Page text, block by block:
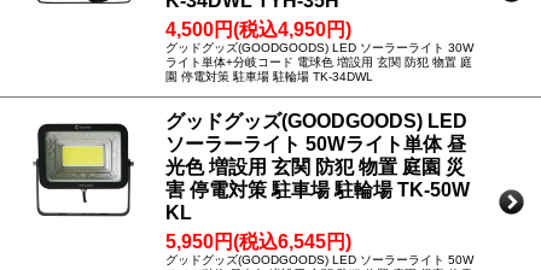
4,500円(税込4,950円)
グッドグッズ(GOODGOODS) LED ソーラーライト 30W
ライト単体+分岐コード 電球色 増設用 玄関 防犯 物置 庭
園 停電対策 駐車場 駐輪場 TK-34DWL
グッドグッズ(GOODGOODS) LED
ソーラーライト 50Wライト単体 昼
光色 増設用 玄関 防犯 物置 庭園 災
害 停電対策 駐車場 駐輪場 TK-50W
KL
5,950円(税込6,545円)
グッドグッズ(GOODGOODS) LED ソーラーライト 50W